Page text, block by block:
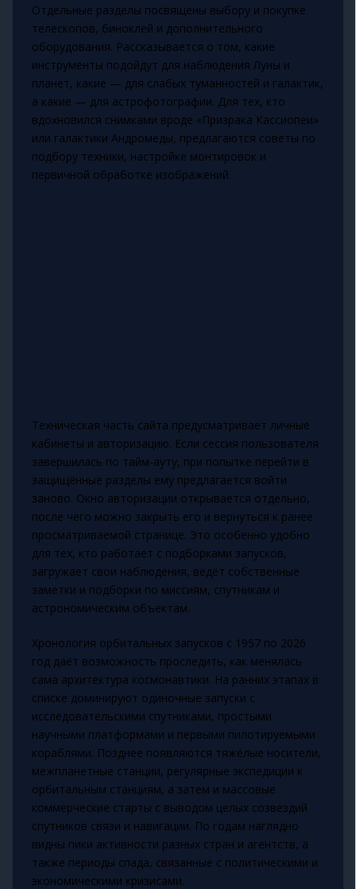
Отдельные разделы посвящены выбору и покупке
телескопов, биноклей и дополнительного
оборудования. Рассказывается о том, какие
инструменты подойдут для наблюдения Луны и
планет, какие — для слабых туманностей и галактик,
а какие — для астрофотографии. Для тех, кто
вдохновился снимками вроде «Призрака Кассиопеи»
или галактики Андромеды, предлагаются советы по
подбору техники, настройке монтировок и
первичной обработке изображений.
Техническая часть сайта предусматривает личные
кабинеты и авторизацию. Если сессия пользователя
завершилась по тайм-ауту, при попытке перейти в
защищённые разделы ему предлагается войти
заново. Окно авторизации открывается отдельно,
после чего можно закрыть его и вернуться к ранее
просматриваемой странице. Это особенно удобно
для тех, кто работает с подборками запусков,
загружает свои наблюдения, ведёт собственные
заметки и подборки по миссиям, спутникам и
астрономическим объектам.
Хронология орбитальных запусков с 1957 по 2026
год даёт возможность проследить, как менялась
сама архитектура космонавтики. На ранних этапах в
списке доминируют одиночные запуски с
исследовательскими спутниками, простыми
научными платформами и первыми пилотируемыми
кораблями. Позднее появляются тяжёлые носители,
межпланетные станции, регулярные экспедиции к
орбитальным станциям, а затем и массовые
коммерческие старты с выводом целых созвездий
спутников связи и навигации. По годам наглядно
видны пики активности разных стран и агентств, а
также периоды спада, связанные с политическими и
экономическими кризисами.